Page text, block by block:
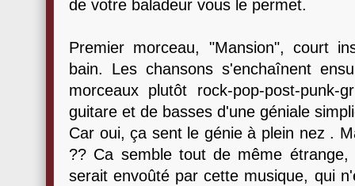
de votre baladeur vous le permet.
Premier morceau, "Mansion", court
bain. Les chansons s'enchaînent
morceaux plutôt rock-pop-post-
guitare et de basses d'une géniale
Car oui, ça sent le génie à plein nez .
?? Ca semble tout de même
serait envoûté par cette musique, qui